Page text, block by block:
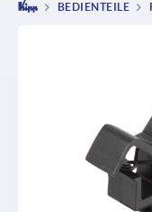
BEDIENTEILE